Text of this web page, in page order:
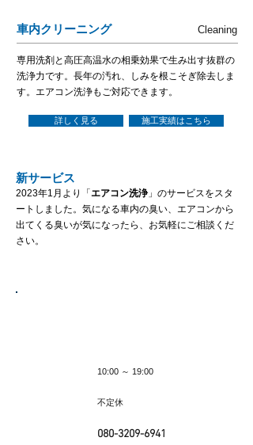
車内クリーニング Cleaning
専用洗剤と高圧高温水の相乗効果で生み出す抜群の
洗浄力です。長年の汚れ、しみを根こそぎ除去しま
す。エアコン洗浄もご対応できます。
詳しく見る 施工実績はこちら
新サービス
2023年1月より「 エアコン洗浄」のサービスをスタ
ートしました。気になる車内の臭い、エアコンから
出てくる臭いが気になったら、お気軽にご相談くだ
さい。
10:00 ～ 19:00
不定休
080-3209-6941